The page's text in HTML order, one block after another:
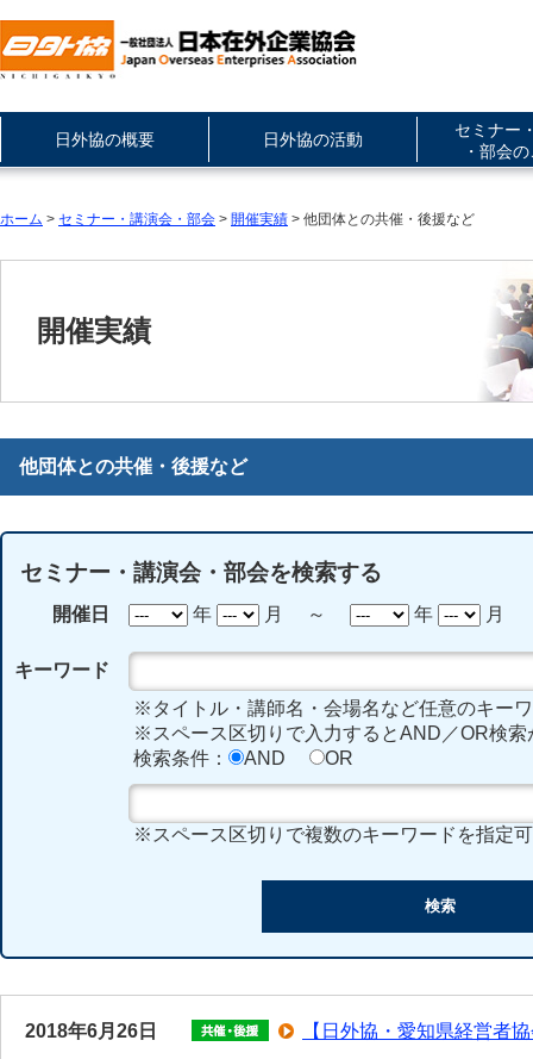
日外協の概要 日外協の活動
セミナー
・部会
ホーム > セミナー・講演会・部会 > 開催実績 > 他団体との共催・後援など
開催実績
他団体との共催・後援など
セミナー・講演会・部会を検索する
開催日 年 月 ～ 年 月
キーワード
※タイトル・講師名・会場名など任意のキー
※スペース区切りで入力するとAND／OR検索
検索条件：
AND OR
※スペース区切りで複数のキーワードを指定
2018年6月26日 【日外協・愛知県経営者